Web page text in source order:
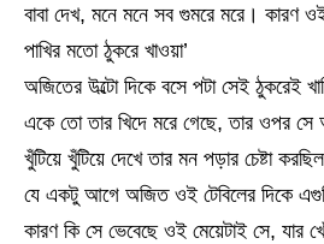
বাবা দেখ, মনে মনে সব গুমরে মরে। কারণ
পাখির মতো ঠুকরে খাওয়া’
অজিতের উল্টো দিকে বসে পটা সেই ঠুকরেই
একে তো তার খিদে মরে গেছে, তার ওপর
খুঁটিয়ে খুঁটিয়ে দেখে তার মন পড়ার চেষ্টা
যে একটু আগে অজিত ওই টেবিলের দিকে
কারণ কি সে ভেবেছে ওই মেয়েটাই সে, যার